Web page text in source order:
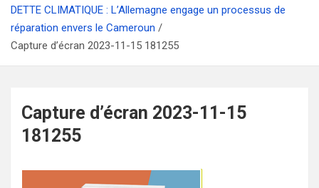
DETTE CLIMATIQUE : L’Allemagne engage un processus de
réparation envers le Cameroun
Capture d’écran 2023-11-15 181255
Capture d’écran 2023-11-15
181255